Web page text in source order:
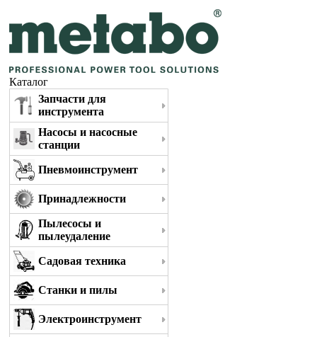
Каталог
Запчасти для
инструмента
Насосы и насосные
станции
Пневмоинструмент
Принадлежности
Пылесосы и
пылеудаление
Садовая техника
Станки и пилы
Электроинструмент